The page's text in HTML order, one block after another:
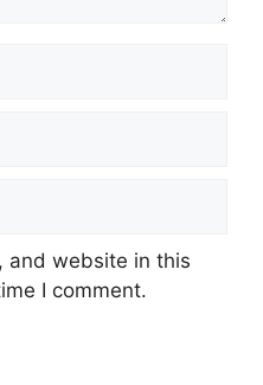
and website in this
I comment.